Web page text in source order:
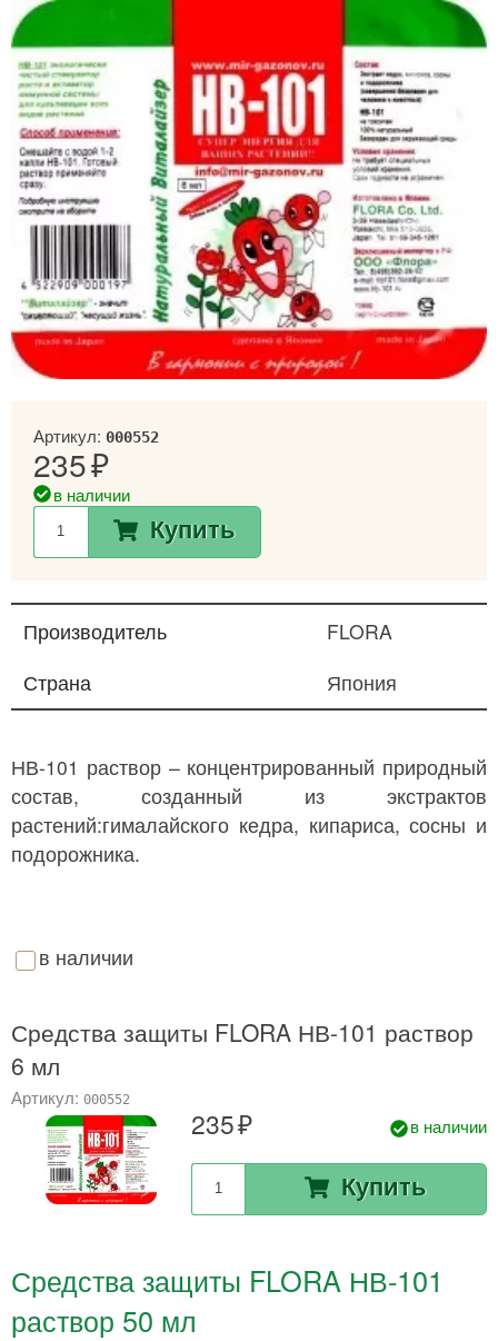
Артикул: 000552
235
в наличии
Купить
Производитель
FLORA
Страна
Япония
НВ-101 раствор – концентрированный природный
состав, созданный из экстрактов
растений:гималайского кедра, кипариса, сосны и
подорожника.
в наличии
Средства защиты FLORA НВ-101 раствор
6 мл
Артикул: 000552
235 в наличии
Купить
Средства защиты FLORA НВ-101
раствор 50 мл